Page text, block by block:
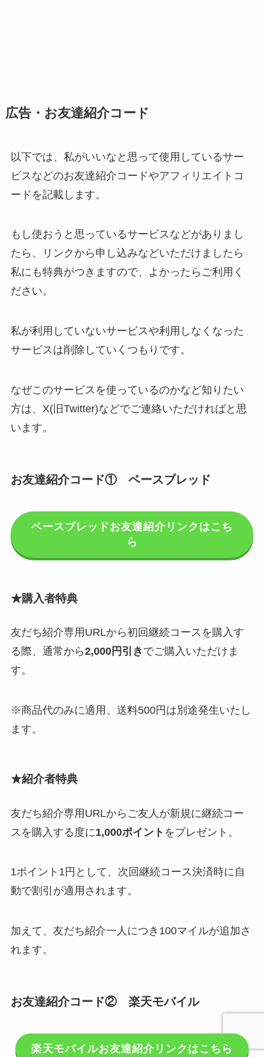
広告・お友達紹介コード
以下では、私がいいなと思って使用しているサー
ビスなどのお友達紹介コードやアフィリエイトコ
ードを記載します。
もし使おうと思っているサービスなどがありまし
たら、リンクから申し込みなどいただけましたら
私にも特典がつきますので、よかったらご利用く
ださい。
私が利用していないサービスや利用しなくなった
サービスは削除していくつもりです。
なぜこのサービスを使っているのかなど知りたい
方は、X(旧Twitter)などでご連絡いただければと思
います。
お友達紹介コード① ベースブレッド
ベースブレッドお友達紹介リンクはこち
ら
★購入者特典
友だち紹介専用URLから初回継続コースを購入す
る際、通常から2,000円引き でご購入いただけま
す。
※商品代のみに適用、送料500円は別途発生いたし
ます。
★紹介者特典
友だち紹介専用URLからご友人が新規に継続コー
スを購入する度に1,000ポイント をプレゼント。
1ポイント1円として、次回継続コース決済時に自
動で割引が適用されます。
加えて、友だち紹介一人につき100マイルが追加さ
れます。
お友達紹介コード② 楽天モバイル
楽天モバイルお友達紹介リンクはこちら